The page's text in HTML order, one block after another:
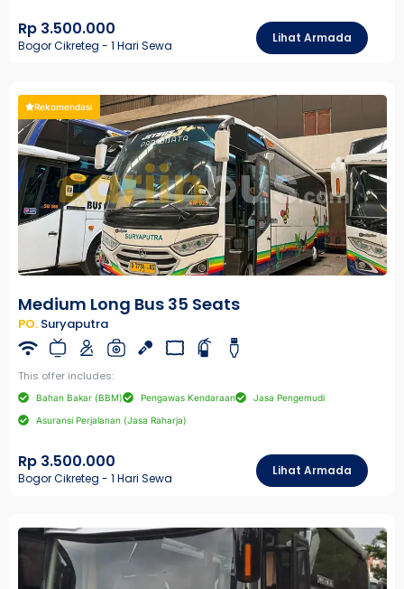
Rp 3.500.000
Bogor Cikreteg - 1 Hari Sewa
Lihat Armada
Rekomendasi
Medium Long Bus 35 Seats
PO. Suryaputra
This offer includes:
Bahan Bakar (BBM) Pengawas Kendaraan Jasa Pengemudi
Asuransi Perjalanan (Jasa Raharja)
Rp 3.500.000
Bogor Cikreteg - 1 Hari Sewa
Lihat Armada